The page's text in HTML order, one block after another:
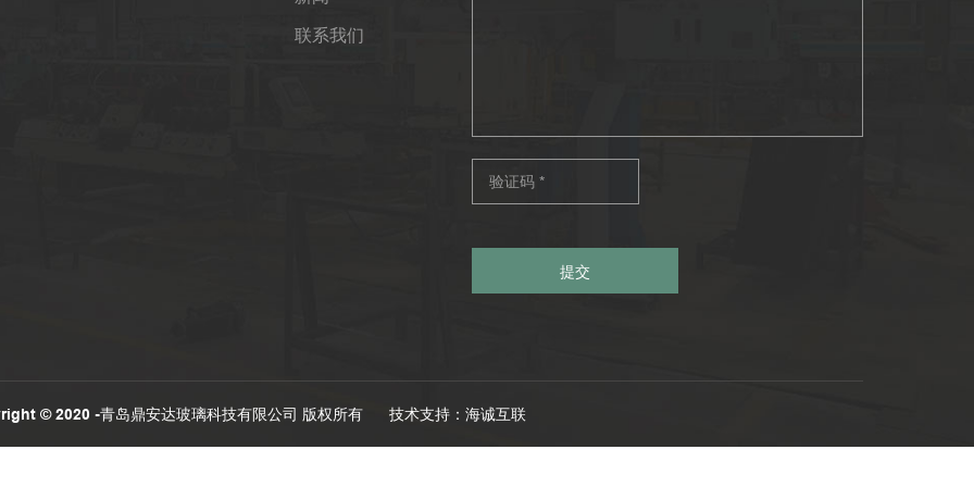
联系我们
提交
© 2020 -青岛鼎安达玻璃科技有限公司 版权所有 技术支持：海诚互联